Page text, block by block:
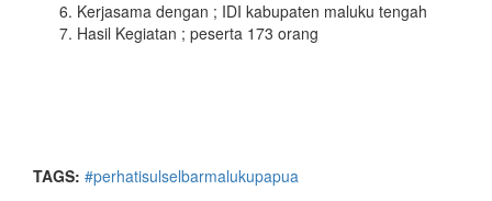
Kerjasama dengan ; IDI kabupaten maluku tengah
Hasil Kegiatan ; peserta 173 orang
TAGS: #perhatisulselbarmalukupapua